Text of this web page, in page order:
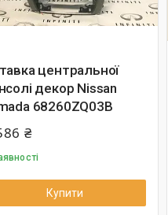
центральної
декор Nissan
68260ZQ03B
₴
Купити